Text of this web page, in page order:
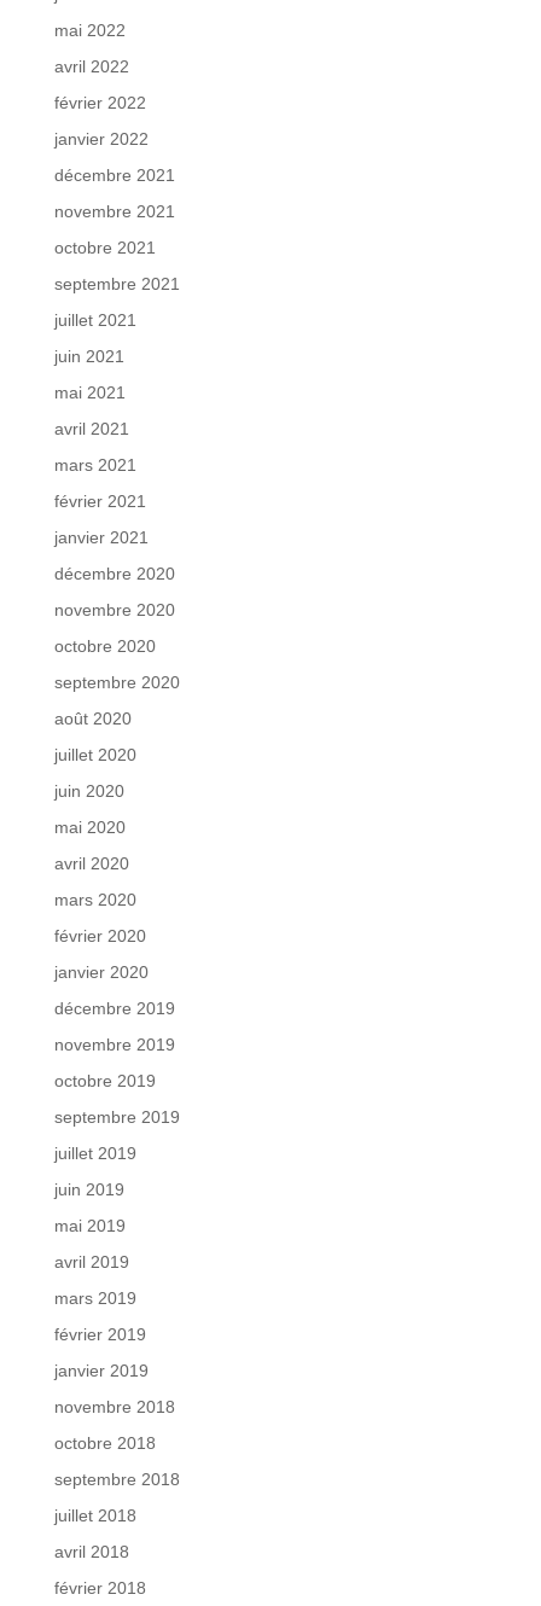
mai 2022
avril 2022
février 2022
janvier 2022
décembre 2021
novembre 2021
octobre 2021
septembre 2021
juillet 2021
juin 2021
mai 2021
avril 2021
mars 2021
février 2021
janvier 2021
décembre 2020
novembre 2020
octobre 2020
septembre 2020
août 2020
juillet 2020
juin 2020
mai 2020
avril 2020
mars 2020
février 2020
janvier 2020
décembre 2019
novembre 2019
octobre 2019
septembre 2019
juillet 2019
juin 2019
mai 2019
avril 2019
mars 2019
février 2019
janvier 2019
novembre 2018
octobre 2018
septembre 2018
juillet 2018
avril 2018
février 2018